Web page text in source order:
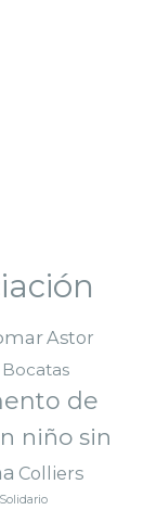
Astor
Bocatas
de
niño sin
Colliers